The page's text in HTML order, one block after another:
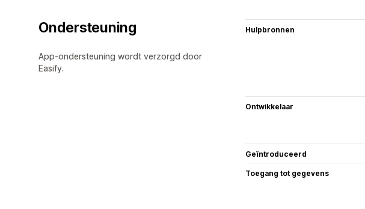
Ondersteuning
App-ondersteuning wordt verzorgd door
Easify.
Hulpbronnen
Ontwikkelaar
Geïntroduceerd
Toegang tot gegevens